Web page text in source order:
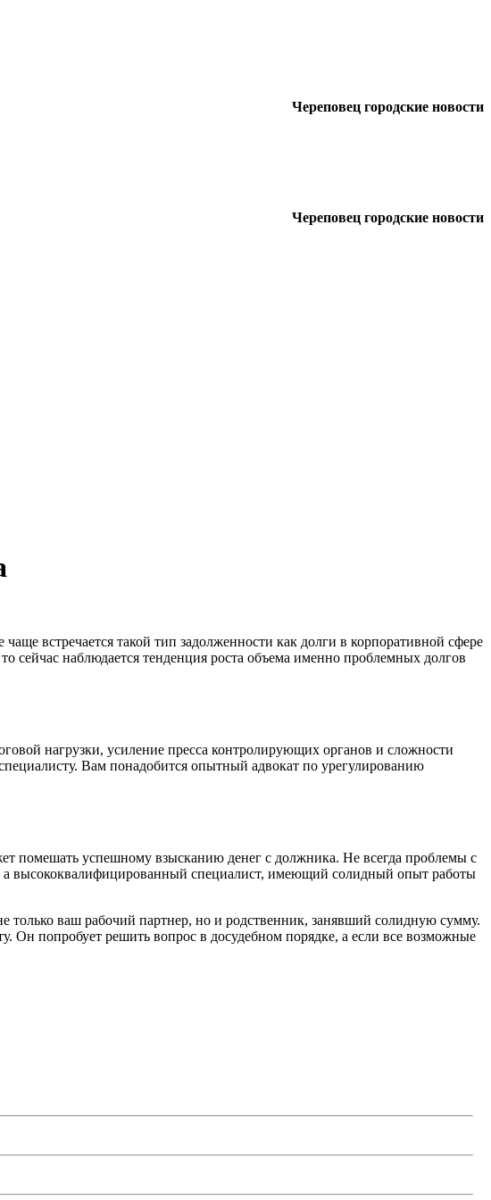
Череповец городские новости
Череповец городские новости
встречается такой тип задолженности как долги в корпоративной сфере
сейчас наблюдается тенденция роста объема именно проблемных долгов
нагрузки, усиление пресса контролирующих органов и сложности
Вам понадобится опытный адвокат по урегулированию
помешать успешному взысканию денег с должника. Не всегда проблемы с
а высококвалифицированный специалист, имеющий солидный опыт работы
только ваш рабочий партнер, но и родственник, занявший солидную сумму.
Он попробует решить вопрос в досудебном порядке, а если все возможные